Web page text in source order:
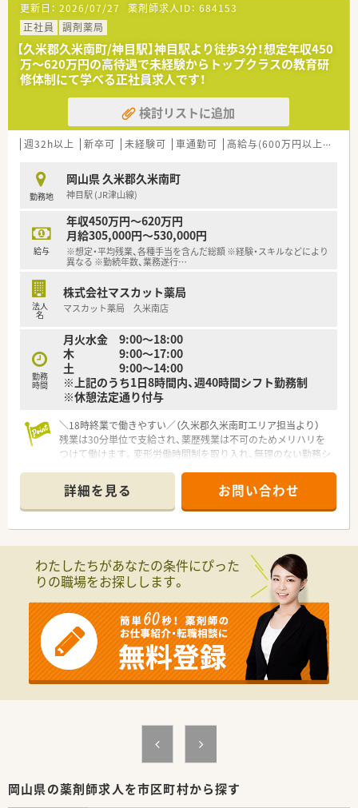
更新日： 2026/07/27 薬剤師求人ID： 684153
正社員
調剤薬局
【久米郡久米南町/神目駅】神目駅より徒歩3分！想定年収450
万〜620万円の高待遇で未経験からトップクラスの教育研
修体制にて学べる正社員求人です！
検討リストに追加
週32h以上 新卒可 未経験可 車通勤可 高給与(600万円以上)
勤務地
岡山県 久米郡久米南町
神目駅 (JR津山線)
給与
年収450万円～620万円
月給305,000円～530,000円
※想定・平均残業、各種手当を含んだ総額 ※経験・スキルなどにより
異なる ※勤続年数、業務遂行…
法人
名
株式会社マスカット薬局
マスカット薬局 久米南店
勤務
時間
月火水金 9:00～18:00
木 9:00～17:00
土 9:00～14:00
※上記のうち1日8時間内、週40時間シフト勤務制
※休憩法定通り付与
＼18時終業で働きやすい／（久米郡久米南町エリア担当より）
残業は30分単位で支給され、薬歴残業は不可のためメリハリを
つけて働けます。変形労働時間制を取り入れ、無理のない勤務シ
【店舗情報と応需状況について】
■最寄り駅である神目駅から徒歩3分ほどの距離に位置してお
り、天候に左右されず毎日の通勤が非常に快適な調剤薬局です。
を応需しており、1日あたりの枚数は40枚から50枚です。
■薬局内は薬剤師が常時1名から2名体制で勤務しており、お互
いに協力し合いながら日々の調剤業務を円滑に進めています。
【募集背景と求める人物像について】
■今回はさらなるサービス向上と体制強化を目指し、意欲溢れる
良い人材をお迎えして増員するための正社員募集です。
■薬剤師としての能力を常に高めたいという、勉強熱心で医療に
対して真摯に向き合うことができる方を求めています。
■ただお金を稼ぎたいという方ではなく、患者様のために自ら知
識を吸収し、学ぶことを楽しめる方を歓迎しています。
【法人特徴について】
■岡山県内を中心に地域に根差したチェーン展開を行っており、
を誇り、大変教育熱心な社風として知られている法人です。
■入社される方の約7割が中途採用となっているため、入社後の
詳細を見る お問い合わせ
わたしたちがあなたの条件にぴった
りの職場をお探しします。
岡山県の薬剤師求人を市区町村から探す